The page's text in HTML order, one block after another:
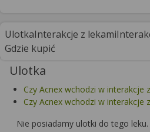
UlotkaInterakcje z lekami
Gdzie kupić
Ulotka
Czy Acnex wchodzi w interakcje
Czy Acnex wchodzi w interakcje
Nie posiadamy ulotki do tego leku.